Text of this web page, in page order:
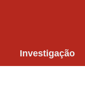
Investigação